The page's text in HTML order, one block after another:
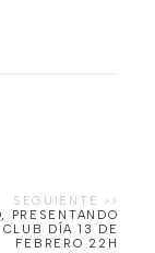
PRESENTANDO
DÍA 13 DE